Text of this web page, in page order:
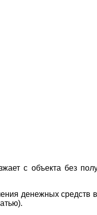
с объекта без
денежных